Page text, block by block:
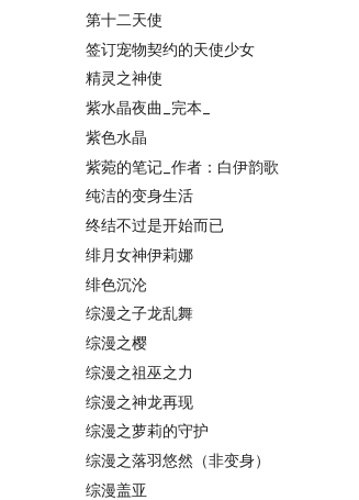
第十二天使
签订宠物契约的天使少女
精灵之神使
紫水晶夜曲_完本_
紫色水晶
紫菀的笔记_作者：白伊韵歌
纯洁的变身生活
终结不过是开始而已
绯月女神伊莉娜
绯色沉沦
综漫之子龙乱舞
综漫之樱
综漫之祖巫之力
综漫之神龙再现
综漫之萝莉的守护
综漫之落羽悠然（非变身）
综漫盖亚